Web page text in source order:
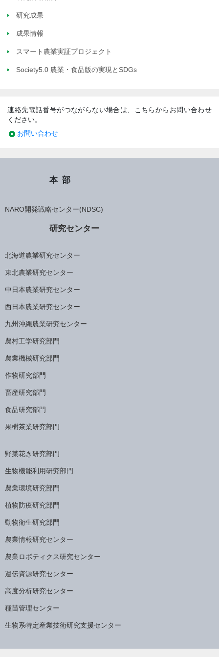
研究成果
成果情報
スマート農業実証プロジェクト
Society5.0 農業・食品版の実現とSDGs
連絡先電話番号がつながらない場合は、こちらからお問い合わせ
ください。
お問い合わせ
本部
NARO開発戦略センター(NDSC)
研究センター
北海道農業研究センター
東北農業研究センター
中日本農業研究センター
西日本農業研究センター
九州沖縄農業研究センター
農村工学研究部門
農業機械研究部門
作物研究部門
畜産研究部門
食品研究部門
果樹茶業研究部門
野菜花き研究部門
生物機能利用研究部門
農業環境研究部門
植物防疫研究部門
動物衛生研究部門
農業情報研究センター
農業ロボティクス研究センター
遺伝資源研究センター
高度分析研究センター
種苗管理センター
生物系特定産業技術研究支援センター